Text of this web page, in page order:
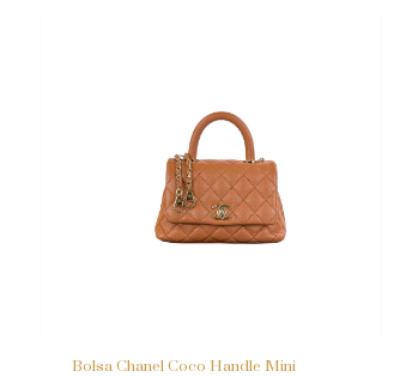
Bolsa Chanel Coco Handle Mini